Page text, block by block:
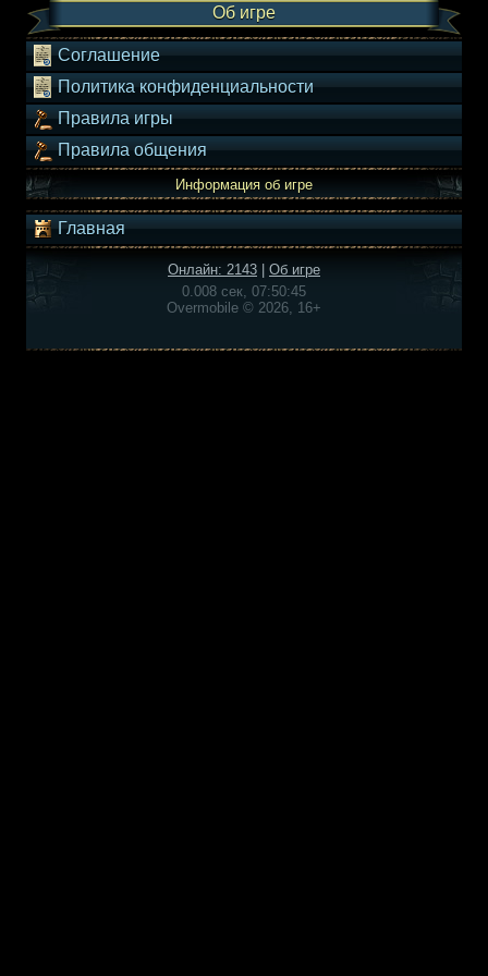
Об игре
Соглашение
Политика конфиденциальности
Правила игры
Правила общения
Информация об игре
Главная
Онлайн: 2143
Об игре
0.008 сек, 07:50:45
Overmobile © 2026, 16+